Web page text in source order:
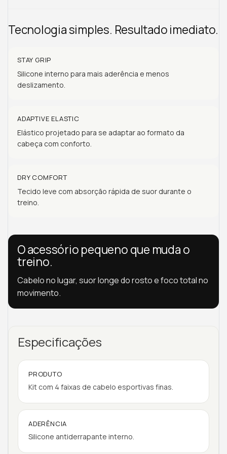
Tecnologia simples. Resultado imediato.
STAY GRIP
Silicone interno para mais aderência e menos
deslizamento.
ADAPTIVE ELASTIC
Elástico projetado para se adaptar ao formato da
cabeça com conforto.
DRY COMFORT
Tecido leve com absorção rápida de suor durante o
treino.
O acessório pequeno que muda o
treino.
Cabelo no lugar, suor longe do rosto e foco total no
movimento.
Especificações
PRODUTO
Kit com 4 faixas de cabelo esportivas finas.
ADERÊNCIA
Silicone antiderrapante interno.